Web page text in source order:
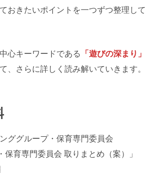
おきたいポイントを一つずつ整理して
心キーワードである 「遊びの深まり」
、さらに詳しく読み解いていきます。
ググループ・保育専門委員会
保育専門委員会 取りまとめ（案）」